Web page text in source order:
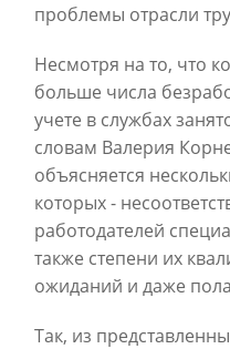
проблемы отрасли
Несмотря на то, что
больше числа
учете в службах
словам Валерия
объясняется
которых -
работодателей
также степени их
ожиданий и даже
Так, из